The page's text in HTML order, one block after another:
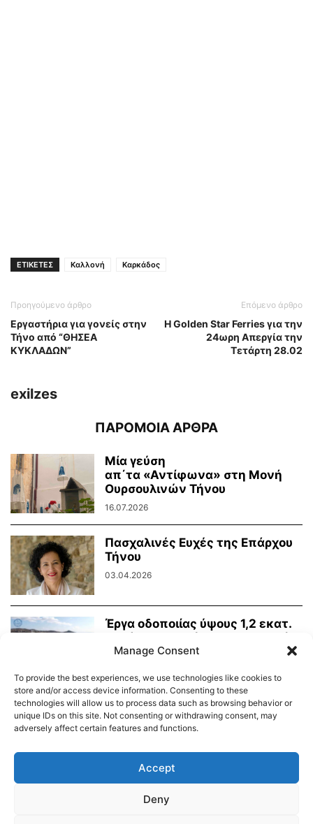
ΕΤΙΚΕΤΕΣ Καλλονή Καρκάδος
Προηγούμενο άρθρο
Εργαστήρια για γονείς στην
Τήνο από “ΘΗΣΕΑ
ΚΥΚΛΑΔΩΝ”
Επόμενο άρθρο
Η Golden Star Ferries για την
24ωρη Απεργία την
Τετάρτη 28.02
exilzes
ΠΑΡΟΜΟΙΑ ΑΡΘΡΑ
Μία γεύση
απ΄τα «Αντίφωνα» στη Μονή
Ουρσουλινών Τήνου
16.07.2026
Πασχαλινές Ευχές της Επάρχου
Τήνου
03.04.2026
Έργα οδοποιίας ύψους 1,2 εκατ.
ευρώ για την Τήνο στο Τεχνικό...
26.02.2026
Δημοτικό Λιμενικό Ταμείο Τήνου – Άνδρου
Manage Consent
To provide the best experiences, we use technologies like cookies to
store and/or access device information. Consenting to these
technologies will allow us to process data such as browsing behavior or
unique IDs on this site. Not consenting or withdrawing consent, may
adversely affect certain features and functions.
Accept
Deny